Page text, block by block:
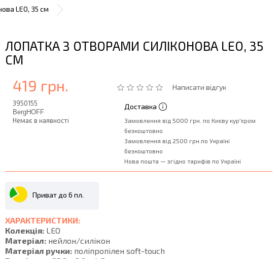
LEO, 35 см
ЛОПАТКА З ОТВОРАМИ СИЛІКОНОВА LEO, 35
СМ
Написати відгук
419 грн.
3950155
BergHOFF
Немає в наявності
Доставка
Замовлення від 5000 грн. по Києву кур'єром
безкоштовно
Замовлення від 2500 грн.по Україні
безкоштовно
Нова пошта — згідно тарифів по Україні
Приват до 6 пл.
ХАРАКТЕРИСТИКИ:
Колекція: LEO
Матеріал: нейлон/силікон
Матеріал ручки: поліпропілен soft-touch